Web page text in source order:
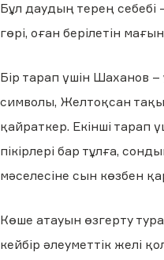
Бұл даудың терең себебі
гөрі, оған берілетін
Бір тарап үшін Шаханов
символы, Желтоқсан
қайраткер. Екінші тарап
пікірлері бар тұлға,
мәселесіне сын көзбен
Көше атауын өзгерту
кейбір әлеуметтік желі